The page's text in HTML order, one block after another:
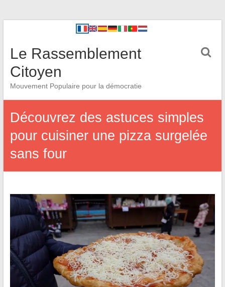
Le Rassemblement
Citoyen
Mouvement Populaire pour la démocratie
Découvrez des astuces simples
pour cuisiner une pizza surgelée
sans four